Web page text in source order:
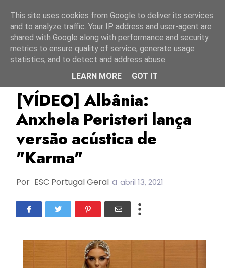
Anxhela Peristeri ESC2021
[VÍDEO] Albânia:
Anxhela Peristeri lança
versão acústica de
"Karma"
Por ESC Portugal Geral a abril 13, 2021
This site uses cookies from Google to deliver its services
and to analyze traffic. Your IP address and user-agent are
shared with Google along with performance and security
metrics to ensure quality of service, generate usage
statistics, and to detect and address abuse.
LEARN MORE
GOT IT